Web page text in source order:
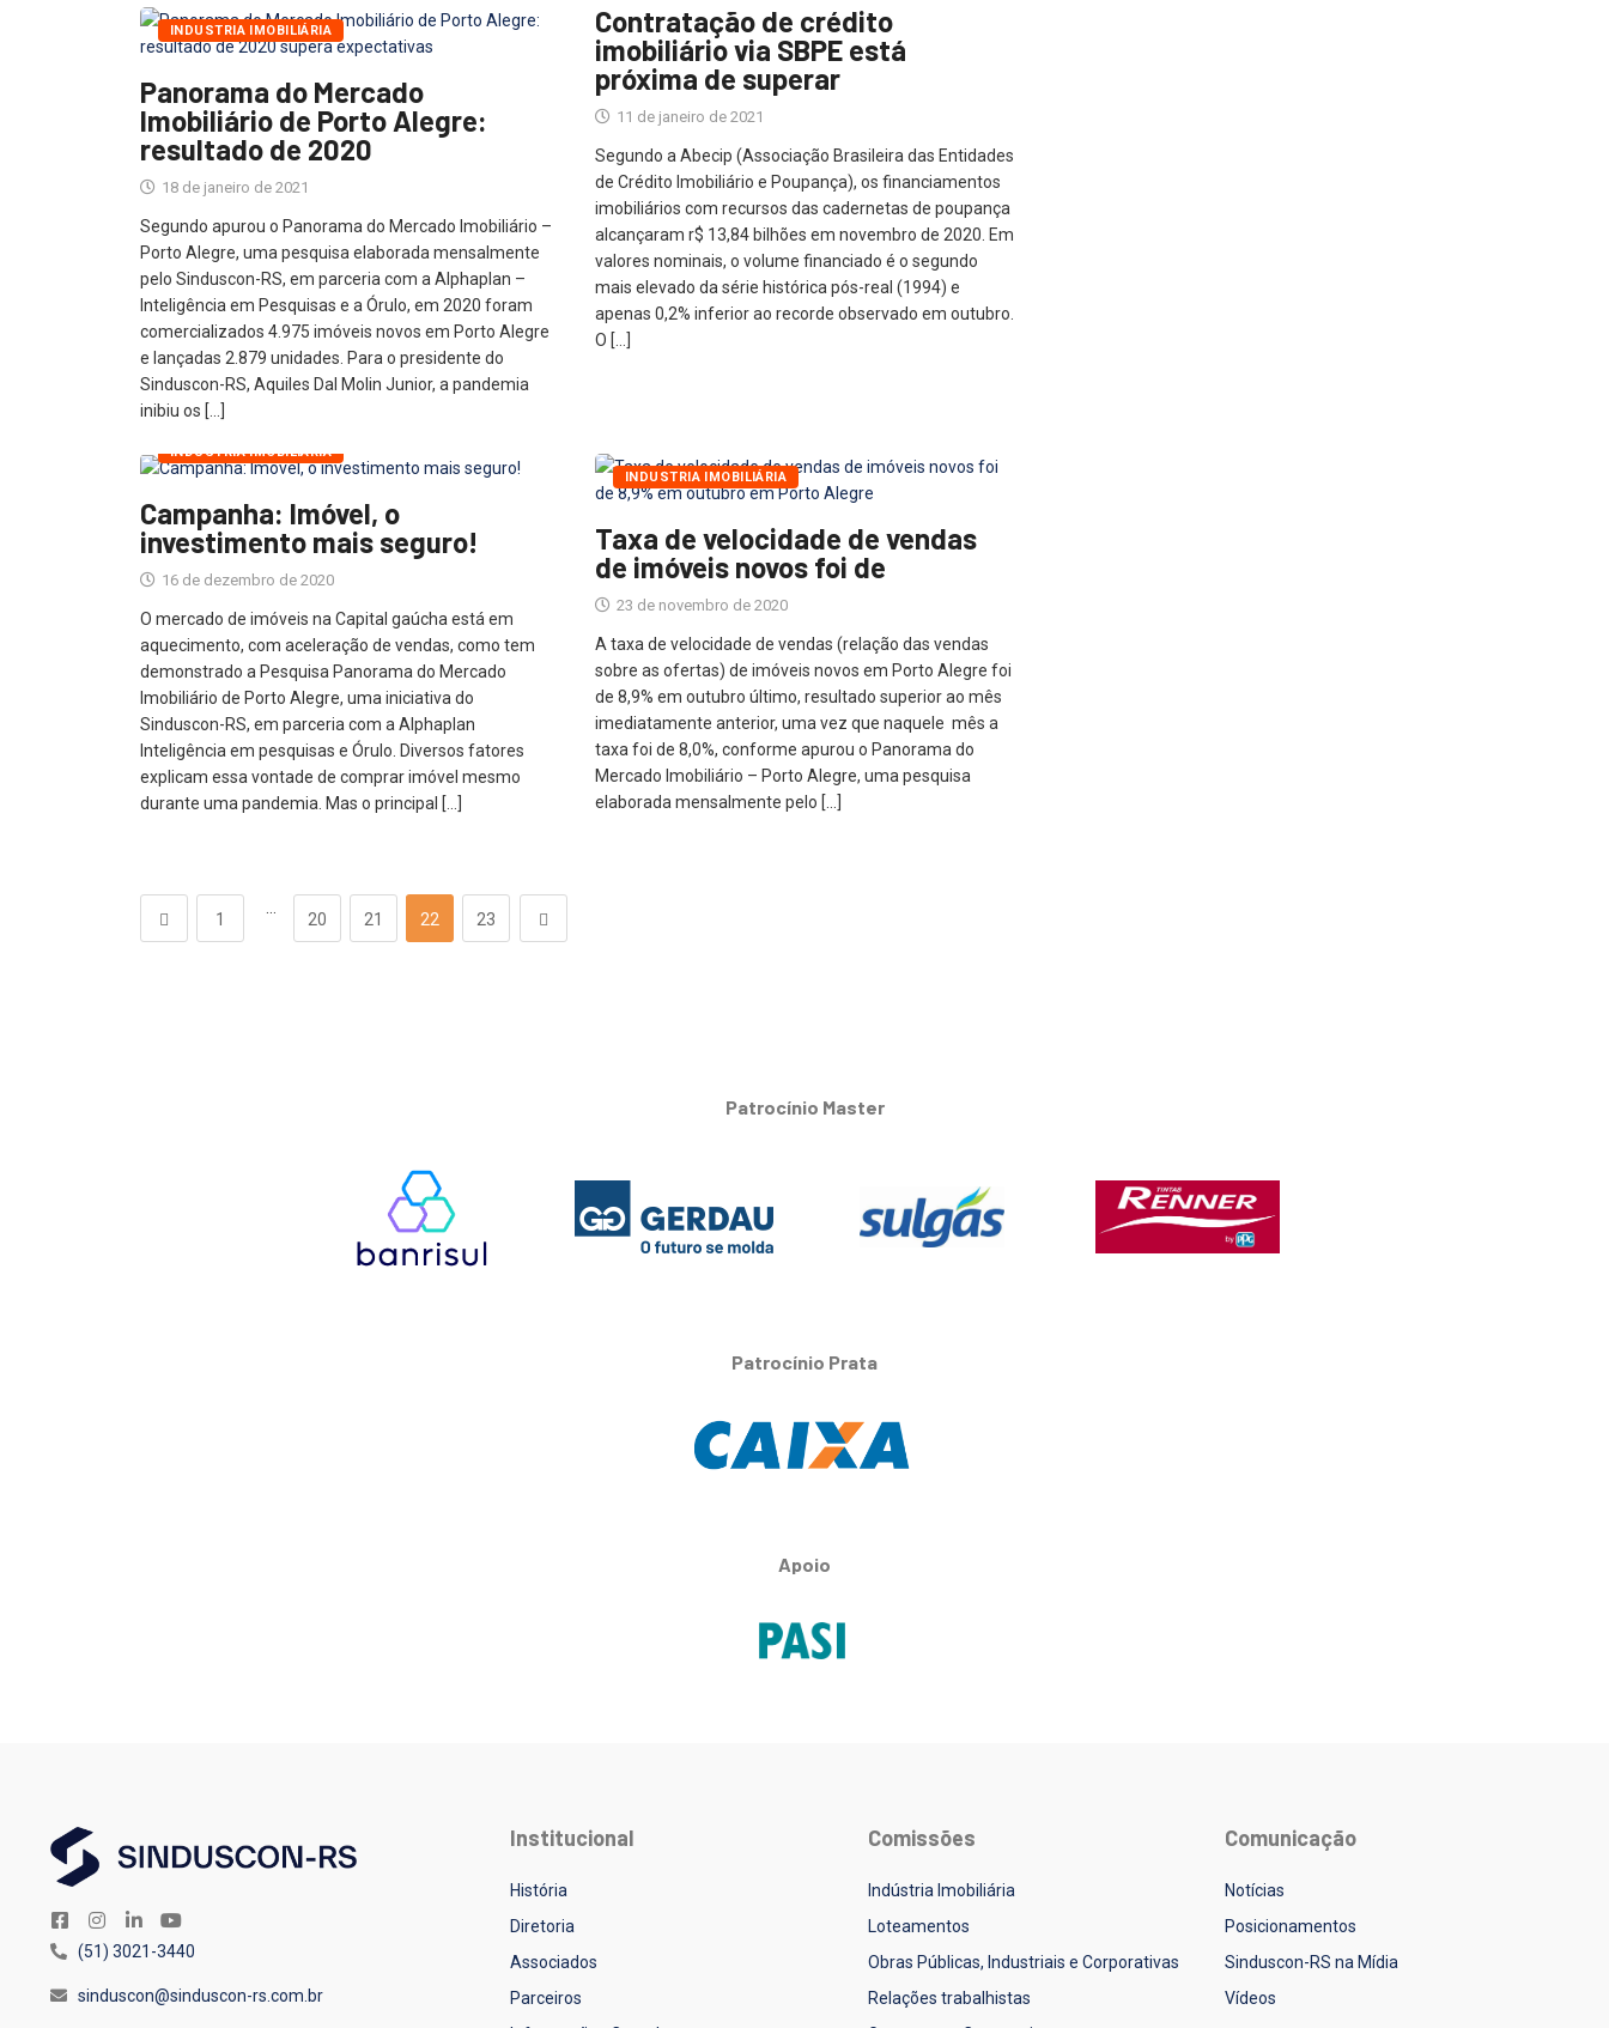
INDUSTRIA IMOBILIÁRIA
Panorama do Mercado
Imobiliário de Porto Alegre:
resultado de 2020
18 de janeiro de 2021
Segundo apurou o Panorama do Mercado Imobiliário –
Porto Alegre, uma pesquisa elaborada mensalmente
pelo Sinduscon-RS, em parceria com a Alphaplan –
Inteligência em Pesquisas e a Órulo, em 2020 foram
comercializados 4.975 imóveis novos em Porto Alegre
e lançadas 2.879 unidades. Para o presidente do
Sinduscon-RS, Aquiles Dal Molin Junior, a pandemia
inibiu os […]
Contratação de crédito
imobiliário via SBPE está
próxima de superar
11 de janeiro de 2021
Segundo a Abecip (Associação Brasileira das Entidades
de Crédito Imobiliário e Poupança), os financiamentos
imobiliários com recursos das cadernetas de poupança
alcançaram r$ 13,84 bilhões em novembro de 2020. Em
valores nominais, o volume financiado é o segundo
mais elevado da série histórica pós-real (1994) e
apenas 0,2% inferior ao recorde observado em outubro.
O […]
INDUSTRIA IMOBILIÁRIA
Campanha: Imóvel, o
investimento mais seguro!
16 de dezembro de 2020
O mercado de imóveis na Capital gaúcha está em
aquecimento, com aceleração de vendas, como tem
demonstrado a Pesquisa Panorama do Mercado
Imobiliário de Porto Alegre, uma iniciativa do
Sinduscon-RS, em parceria com a Alphaplan
Inteligência em pesquisas e Órulo. Diversos fatores
explicam essa vontade de comprar imóvel mesmo
durante uma pandemia. Mas o principal […]
INDUSTRIA IMOBILIÁRIA
Taxa de velocidade de vendas
de imóveis novos foi de
23 de novembro de 2020
A taxa de velocidade de vendas (relação das vendas
sobre as ofertas) de imóveis novos em Porto Alegre foi
de 8,9% em outubro último, resultado superior ao mês
imediatamente anterior, uma vez que naquele mês a
taxa foi de 8,0%, conforme apurou o Panorama do
Mercado Imobiliário – Porto Alegre, uma pesquisa
elaborada mensalmente pelo […]
1 20 21 22 23
Patrocínio Master
Patrocínio Prata
Apoio
(51) 3021-3440
sinduscon@sinduscon-rs.com.br
Institucional
História
Diretoria
Associados
Parceiros
Comissões
Indústria Imobiliária
Loteamentos
Obras Públicas, Industriais e Corporativas
Relações trabalhistas
Comunicação
Notícias
Posicionamentos
Sinduscon-RS na Mídia
Vídeos